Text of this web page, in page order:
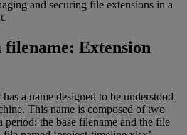
and securing file extensions in a
filename: Extension
a name designed to be understood
This name is composed of two
period: the base filename and the file